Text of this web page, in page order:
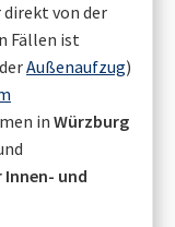
direkt von der
Fällen ist
Außenaufzug)
inWürzburg
und